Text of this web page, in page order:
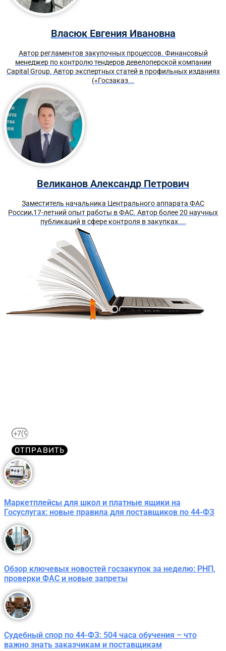
Власюк Евгения Ивановна
Автор регламентов закупочных процессов. Финансовый
менеджер по контролю тендеров девелоперской компании
Capital Group. Автор экспертных статей в профильных изданиях
(«Госзаказ...
Великанов Александр Петрович
Заместитель начальника Центрального аппарата ФАС
России,17-летний опыт работы в ФАС. Автор более 20 научных
публикаций в сфере контроля в закупках....
ОТПРАВИТЬ
Маркетплейсы для школ и платные ящики на
Госуслугах: новые правила для поставщиков по 44-ФЗ
Обзор ключевых новостей госзакупок за неделю: РНП,
проверки ФАС и новые запреты
Судебный спор по 44-ФЗ: 504 часа обучения – что
важно знать заказчикам и поставщикам